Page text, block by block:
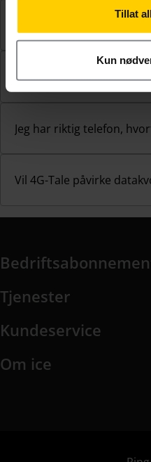
Tillat
Kun
Koster det noe å ha 4G-
Jeg har riktig telefon,
Vil 4G-Tale påvirke
Tjenester
Kundeservice
Om ice